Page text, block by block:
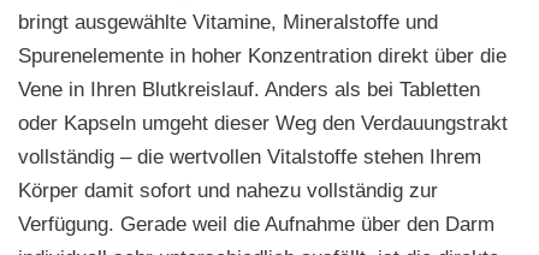
bringt ausgewählte Vitamine, Mineralstoffe und
Spurenelemente in hoher Konzentration direkt über die
Vene in Ihren Blutkreislauf. Anders als bei Tabletten
oder Kapseln umgeht dieser Weg den Verdauungstrakt
vollständig – die wertvollen Vitalstoffe stehen Ihrem
Körper damit sofort und nahezu vollständig zur
Verfügung. Gerade weil die Aufnahme über den Darm